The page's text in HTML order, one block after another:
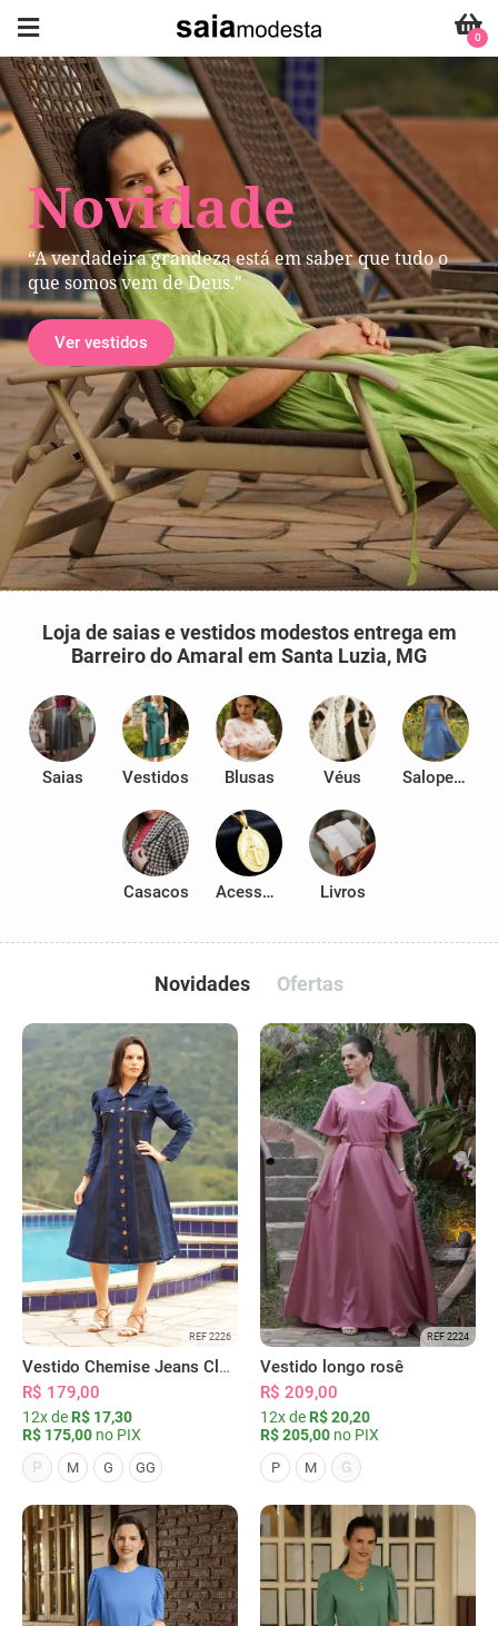
Novidade
“A verdadeira grandeza está em saber que tudo o
que somos vem de Deus."
Ver vestidos
0
Loja de saias e vestidos modestos entrega em
Barreiro do Amaral em Santa Luzia, MG
Saias Vestidos Blusas Véus Salopetes
Casacos Acessórios Livros
Novidades Ofertas
REF 2226
Vestido Chemise Jeans Clássica Serena
R$ 179,00
12x de R$ 17,30
R$ 175,00 no PIX
P
M G GG
REF 2224
Vestido longo rosê
R$ 209,00
12x de R$ 20,20
R$ 205,00 no PIX
P M G